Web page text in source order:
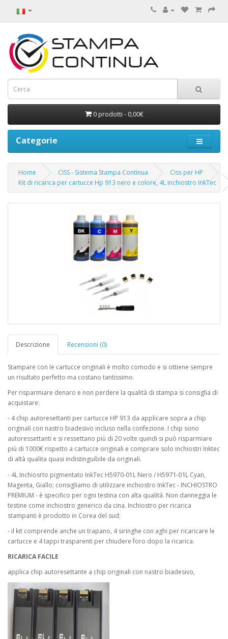
0 prodotti - 0,00€
Categorie
Home CISS - Sistema Stampa Continua
Ciss per HP
Kit di ricarica per cartucce Hp 913 nero e colore, 4L inchiostro InkTec
Descrizione Recensioni (0)
Stampare con le cartucce originali è molto comodo e si ottiene sempre
un risultato perfetto ma costano tantissimo.
Per risparmiare denaro e non perdere la qualità di stampa si consiglia di
acquistare:
- 4 chip autoresettanti per cartucce HP 913 da applicare sopra a chip
originali con nastro biadesivo incluso nella confezione. I chip sono
autoressettanti e si ressettano più di 20 volte quindi si può risparmiare
più di 1000€ rispetto a cartucce originali e comprare solo inchiostri Inktec
di altà qualita quasi indistinguibile da originali.
- 4L Inchiosrto pigmentato InkTec H5970-01L Nero / H5971-01L Cyan,
Magenta, Giallo; consigliamo di utilizzare inchiostro InkTec - INCHIOSTRO
PREMIUM - è specifico per ogni testina con alta qualità. Non danneggia le
testine come inchiostro generico da cina. Inchiostro per ricarica
stampanti è prodotto in Corea del sud;
- il kit comprende anche un trapano, 4 siringhe con aghi per ricaricare le
cartucce e 4 tappi trasparenti per chiudere foro dopo la ricarica.
RICARICA FACILE
applica chip autoresettante a chip originali con nastro biadesivo,